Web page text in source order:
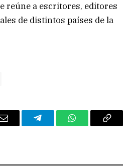
reúne a escritores, editores
de distintos países de la
Email TelegramWhatsAppCopy